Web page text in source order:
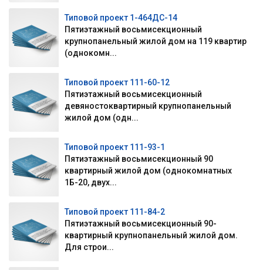
Типовой проект 1-464ДС-14
Пятиэтажный восьмисекционный
крупнопанельный жилой дом на 119 квартир
(однокомн...
Типовой проект 111-60-12
Пятиэтажный восьмисекционный
девяностоквартирный крупнопанельный
жилой дом (одн...
Типовой проект 111-93-1
Пятиэтажный восьмисекционный 90
квартирный жилой дом (однокомнатных
1Б-20, двух...
Типовой проект 111-84-2
Пятиэтажный восьмисекционный 90-
квартирный крупнопанельный жилой дом.
Для строи...